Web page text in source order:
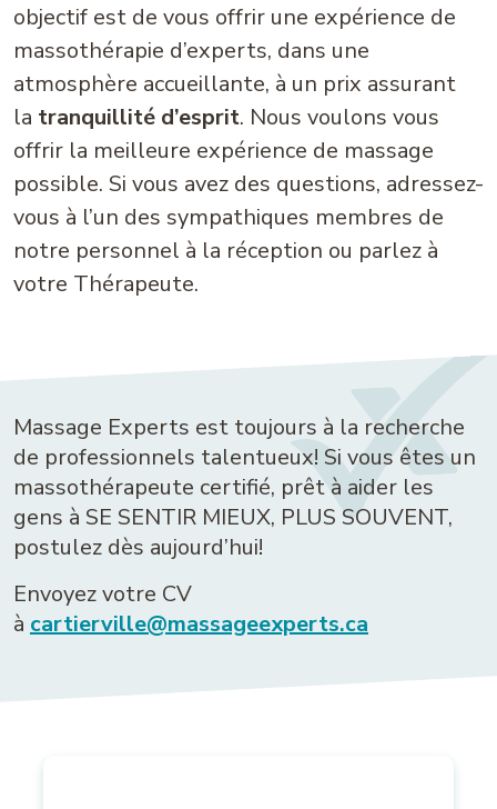
objectif est de vous offrir une expérience de
massothérapie d’experts, dans une
atmosphère accueillante, à un prix assurant
la tranquillité d’esprit. Nous voulons vous
offrir la meilleure expérience de massage
possible. Si vous avez des questions, adressez-
vous à l’un des sympathiques membres de
notre personnel à la réception ou parlez à
votre Thérapeute.
Massage Experts est toujours à la recherche
de professionnels talentueux! Si vous êtes un
massothérapeute certifié, prêt à aider les
gens à SE SENTIR MIEUX, PLUS SOUVENT,
postulez dès aujourd’hui!
Envoyez votre CV
à cartierville@massageexperts.ca